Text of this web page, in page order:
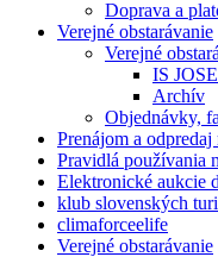
Doprava a
Verejné obstarávanie
Verejné
IS
Archív
Objednávky,
Prenájom a odpredaj
Pravidlá používania
Elektronické aukcie
klub slovenských
climaforceelife
Verejné obstarávanie